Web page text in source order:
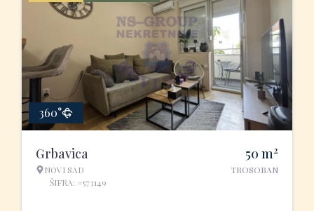
360°
Grbavica
NOVI SAD
ŠIFRA: #573149
50 m2
TROSOBAN